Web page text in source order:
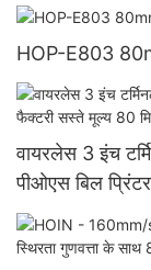
HOP-E803
वायरलेस 3 इंच
पीओएस बिल
प्रिंटर